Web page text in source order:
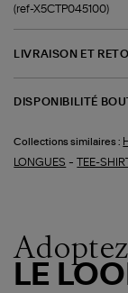
(ref-X5CTP045100)
LIVRAISON ET
DISPONIBILITÉ
Collections similaires :
LONGUES -TEE-
LE